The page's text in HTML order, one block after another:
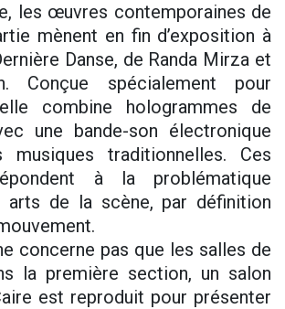
les œuvres contemporaines de
mènent en fin d’exposition à
Danse, de Randa Mirza et
Conçue spécialement pour
elle combine hologrammes de
une bande-son électronique
musiques traditionnelles. Ces
à la problématique
arts de la scène, par définition
concerne pas que les salles de
la première section, un salon
est reproduit pour présenter